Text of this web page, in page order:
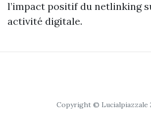
l’impact positif du netlinking
activité digitale.
Copyright © Lucialpiazzale